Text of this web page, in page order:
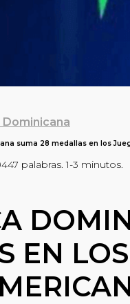
suma 28 medallas en los
447 palabras. 1-3 minutos.
EN